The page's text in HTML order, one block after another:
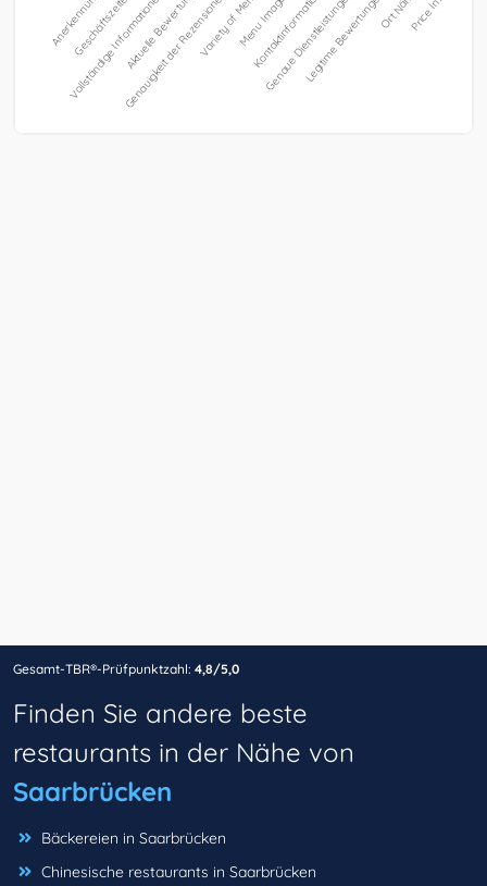
Gesamt-TBR®-Prüfpunktzahl: 4,8/5,0
Finden Sie andere beste
restaurants in der Nähe von
Saarbrücken
Bäckereien in Saarbrücken
Chinesische restaurants in Saarbrücken